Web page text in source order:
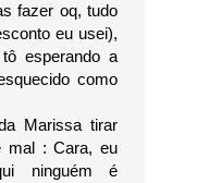
fazer oq, tudo
eu usei),
esperando a
como
Marissa tirar
mal : Cara, eu
ninguém é